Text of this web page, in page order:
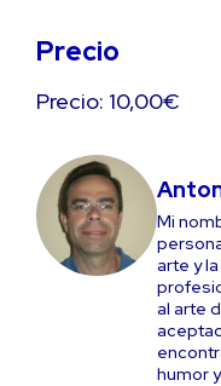
Precio
Precio: 10,00€
Mi
arte y
al arte
humor